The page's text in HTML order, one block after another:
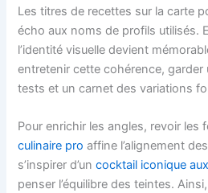
Les titres de recettes sur la carte
écho aux noms de profils utilisés.
l’identité visuelle devient
entretenir cette cohérence, garder
tests et un carnet des variations
Pour enrichir les angles, revoir
culinaire pro affine l’alignement
s’inspirer d’uncocktail iconique
penser l’équilibre des teintes.